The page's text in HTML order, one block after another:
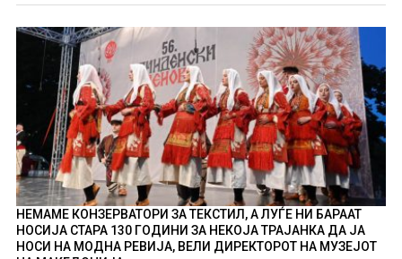
НЕМАМЕ КОНЗЕРВАТОРИ ЗА ТЕКСТИЛ, А ЛУЃЕ НИ БАРААТ
НОСИЈА СТАРА 130 ГОДИНИ ЗА НЕКОЈА ТРАЈАНКА ДА ЈА
НОСИ НА МОДНА РЕВИЈА, ВЕЛИ ДИРЕКТОРОТ НА МУЗЕЈОТ